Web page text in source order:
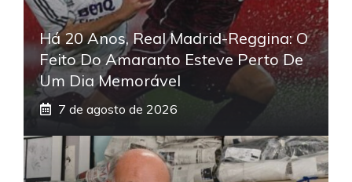
Há 20 Anos, Real Madrid-Reggina: O
Feito Do Amaranto Esteve Perto De
Um Dia Memorável
7 de agosto de 2026